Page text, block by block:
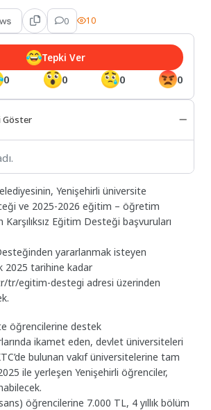
0 10
0 0 0 0
Tepki Ver
Göster
Yenişehirli üniversite
ve 2025-2026 eğitim – öğretim
Eğitim Desteği başvuruları
yararlanmak isteyen
2025 tarihine kadar
tr/egitim-destegi adresi üzerinden
öğrencilerine destek
ikamet eden, devlet üniversiteleri
bulunan vakıf üniversitelerine tam
ile yerleşen Yenişehirli öğrenciler,
öğrencilerine 7.000 TL, 4 yıllık bölüm